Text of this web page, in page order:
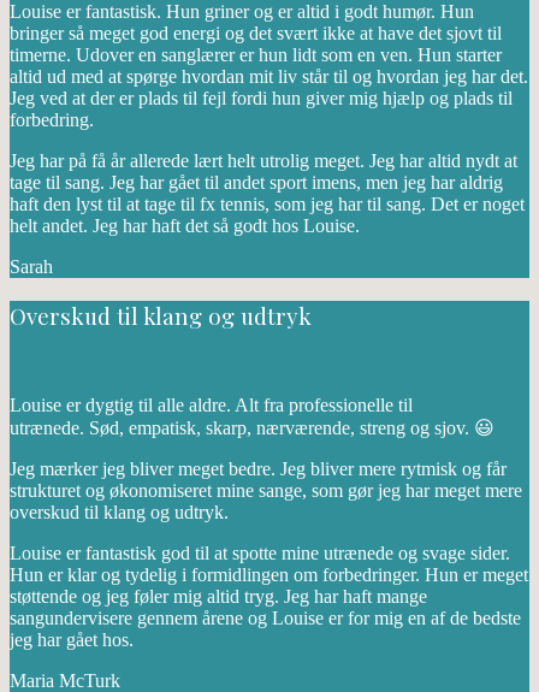
Louise er fantastisk. Hun griner og er altid i godt humør. Hun
bringer så meget god energi og det svært ikke at have det sjovt til
timerne. Udover en sanglærer er hun lidt som en ven. Hun starter
altid ud med at spørge hvordan mit liv står til og hvordan jeg har det.
Jeg ved at der er plads til fejl fordi hun giver mig hjælp og plads til
forbedring.
Jeg har på få år allerede lært helt utrolig meget. Jeg har altid nydt at
tage til sang. Jeg har gået til andet sport imens, men jeg har aldrig
haft den lyst til at tage til fx tennis, som jeg har til sang. Det er noget
helt andet. Jeg har haft det så godt hos Louise.
Sarah
Overskud til klang og udtryk
Louise er dygtig til alle aldre. Alt fra professionelle til
utrænede. Sød, empatisk, skarp, nærværende, streng og sjov. 😃
Jeg mærker jeg bliver meget bedre. Jeg bliver mere rytmisk og får
strukturet og økonomiseret mine sange, som gør jeg har meget mere
overskud til klang og udtryk.
Louise er fantastisk god til at spotte mine utrænede og svage sider.
Hun er klar og tydelig i formidlingen om forbedringer. Hun er meget
støttende og jeg føler mig altid tryg. Jeg har haft mange
sangundervisere gennem årene og Louise er for mig en af de bedste
jeg har gået hos.
Maria McTurk